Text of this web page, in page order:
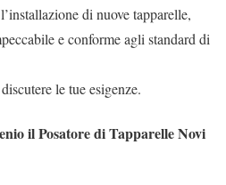
di nuove tapparelle,
e conforme agli standard di
le tue esigenze.
il Posatore di Tapparelle Novi